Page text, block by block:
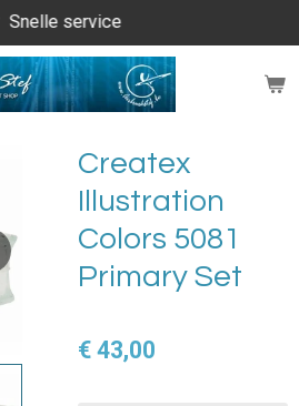
Snelle service
Createx
Illustration
Colors 5081
Primary Set
€ 43,00